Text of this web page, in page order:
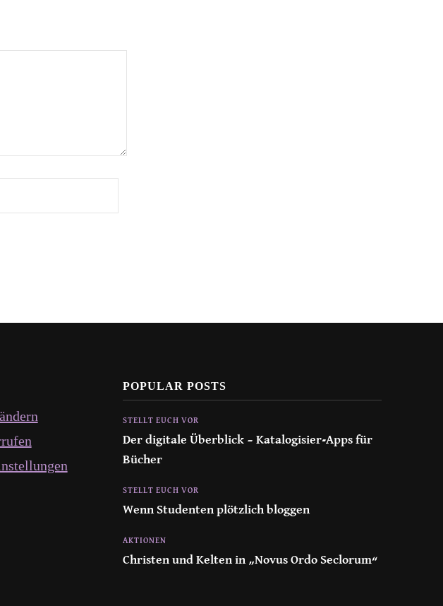
POPULAR POSTS
STELLT EUCH VOR
Der digitale Überblick – Katalogisier-Apps für
Bücher
STELLT EUCH VOR
Wenn Studenten plötzlich bloggen
AKTIONEN
Christen und Kelten in „Novus Ordo Seclorum“